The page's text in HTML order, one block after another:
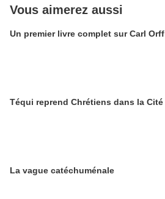
Vous aimerez aussi
Un premier livre complet sur Carl Orff
Téqui reprend Chrétiens dans la Cité
La vague catéchuménale